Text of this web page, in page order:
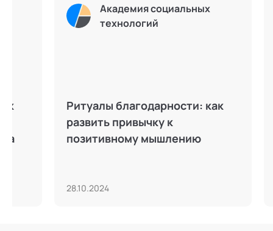
Академия социальных
технологий
Ритуалы благодарности: как
развить привычку к
позитивному мышлению
28.10.2024